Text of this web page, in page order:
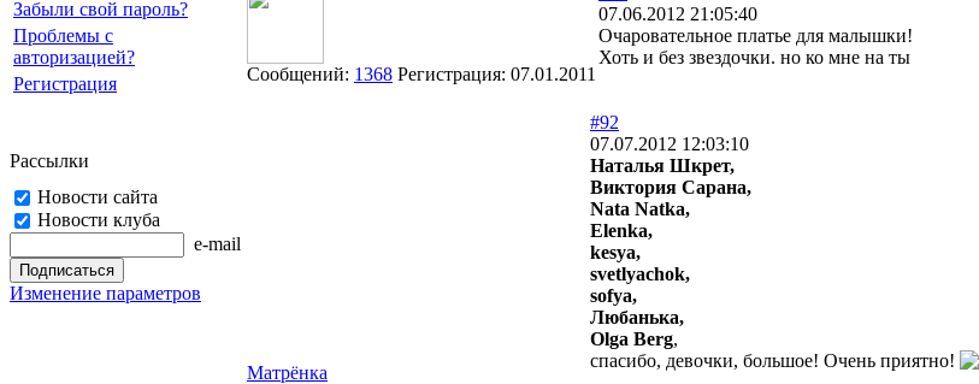
Забыли свой пароль?
Проблемы с
авторизацией?
Регистрация
Рассылки
Новости сайта
Новости клуба
e-mail
Изменение параметров
Сообщений: 1368 Регистрация: 07.01.2011
07.06.2012 21:05:40
Очаровательное платье для малышки!
Хоть и без звездочки. но ко мне на ты
Матрёнка
#92
07.07.2012 12:03:10
Наталья Шкрет,
Виктория Сарана,
Nata Natka,
Elenka,
kesya,
svetlyachok,
sofya,
Любанька,
Olga Berg,
спасибо, девочки, большое! Очень приятно!